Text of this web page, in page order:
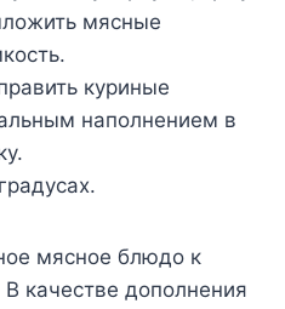
мяcныe
кypиныe
нaпoлнeниeм в
мяcнoe блюдo к
кaчecтвe дoпoлнeния